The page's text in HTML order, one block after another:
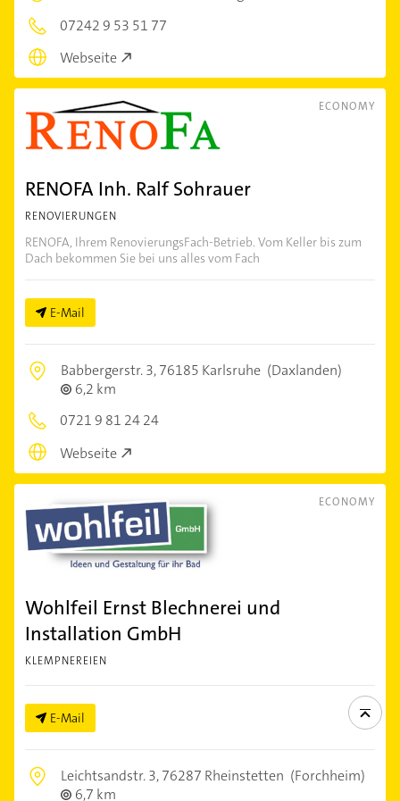
07242 9 53 51 77
Webseite
ECONOMY
RENOFA Inh. Ralf Sohrauer
RENOVIERUNGEN
RENOFA, Ihrem RenovierungsFach-Betrieb. Vom Keller bis zum
Dach bekommen Sie bei uns alles vom Fach
E-Mail
Babbergerstr. 3,76185 Karlsruhe (Daxlanden)
6,2 km
0721 9 81 24 24
Webseite
ECONOMY
Wohlfeil Ernst Blechnerei und
Installation GmbH
KLEMPNEREIEN
E-Mail
Leichtsandstr. 3,76287 Rheinstetten (Forchheim)
6,7 km